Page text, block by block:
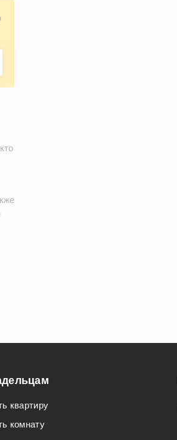
квартиру
комнату